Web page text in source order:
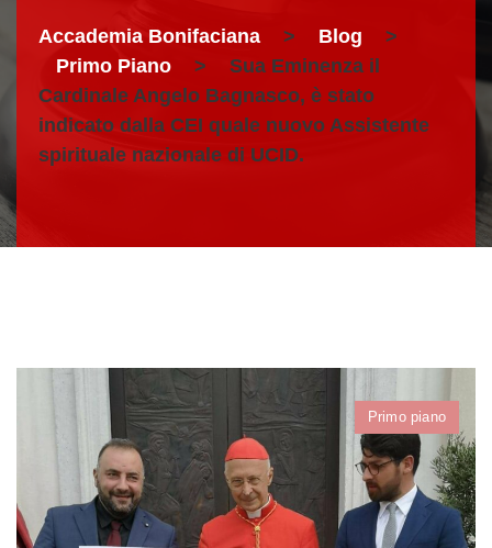
Accademia Bonifaciana > Blog
>
Primo Piano
>
Sua Eminenza il
Cardinale Angelo Bagnasco, è stato
indicato dalla CEI quale nuovo Assistente
spirituale nazionale di UCID.
Primo piano